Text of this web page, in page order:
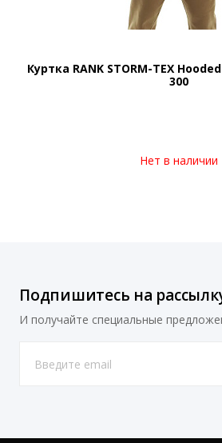
Куртка RANK STORM-TEX
300
Нет в наличии
Подпишитесь на
И получайте специальные